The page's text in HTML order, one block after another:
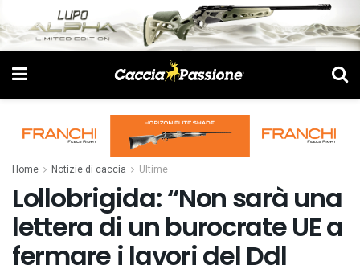
Home Notizie di caccia Ultime
Lollobrigida: “Non sarà una
lettera di un burocrate UE a
fermare i lavori del Ddl